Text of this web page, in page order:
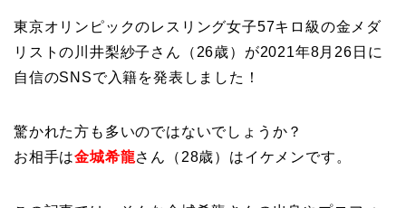
東京オリンピックのレスリング女子57キロ級の金メダ
リストの川井梨紗子さん（26歳）が2021年8月26日に
自信のSNSで入籍を発表しました！
驚かれた方も多いのではないでしょうか？
お相手は金城希龍さん（28歳）はイケメンです。